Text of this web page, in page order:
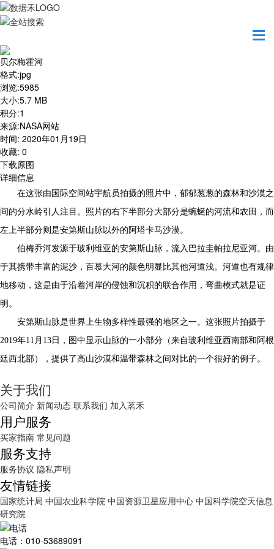
贝尔梅霍河
格式:jpg
浏览:5985
大小:5.7 MB
积分:1
来源:NASA网站
时间: 2020年01月19日
收藏: 0
下载原图
详细信息
在这张由国际空间站宇航员拍摄的照片中，郁郁葱葱的森林和沙漠之
间的分水岭引人注目。照片的右下半部分大部分是蜿蜒的河流和农田，而
左上半部分则是安第斯山脉以外的阿塔卡马沙漠。
伯梅乔河发源于玻利维亚的安第斯山脉，流入巴拉圭帕拉尼亚河。由
于其携带丰富的泥沙，百慕大河的颜色明显比其他河道浅。河道也有规律
地移动，这是由于沿着河岸的侵蚀和沉积的联合作用，弯曲模式就是证
明。
安第斯山脉是世界上生物多样性最强的地区之一。这张照片拍摄于
2019年11月13日，图中显示山脉的一小部分（来自玻利维亚西南部和阿根
廷西北部），提供了高山沙漠和温带森林之间对比的一个很好的例子。
关于我们
公司简介 新闻动态 联系我们 加入茗禾
用户服务
买家指南 常见问题
服务支持
服务协议 隐私声明
友情链接
国家统计局 中国农业科学院 中国资源卫星应用中心 中国科学院空天信息
研究院
电话：010-53689091